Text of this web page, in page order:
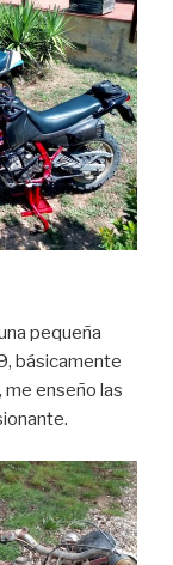
pequeña
básicamente
me enseño las